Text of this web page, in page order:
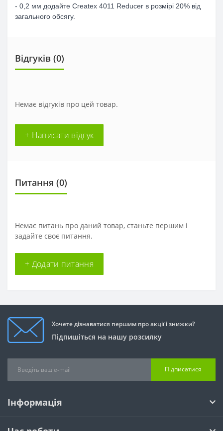
- 0,2 мм додайте Createx 4011 Reducer в розмірі 20% від
загального обсягу.
Відгуків (0)
Немає відгуків про цей товар.
+ Написати відгук
Питання (0)
Немає питань про даний товар, станьте першим і
задайте своє питання.
+ Додати питання
Хочете дізнаватися першим про акції і знижки?
Підпишіться на нашу розсилку
Підписатися
Інформація